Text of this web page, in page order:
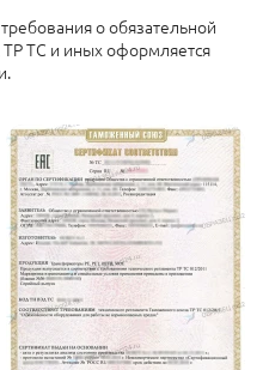
о обязательной
ТС и иных оформляется